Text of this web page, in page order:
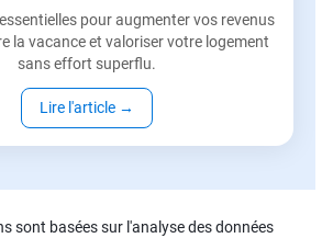
pour augmenter vos revenus
la vacance et valoriser votre logement
sans effort superflu.
Lire l'article →
sont basées sur l'analyse des données